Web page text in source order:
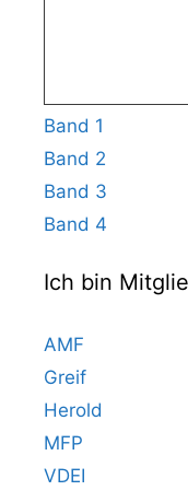
Band 1
Band 2
Band 3
Band 4
Ich bin
AMF
Greif
Herold
MFP
VDEI